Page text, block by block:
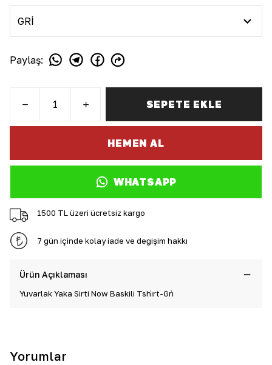
Paylaş:
SEPETE EKLE
HEMEN AL
WHATSAPP
1500 TL üzeri ücretsiz kargo
7 gün içinde kolay iade ve değişim hakkı
Ürün Açıklaması
Yuvarlak Yaka Sirti Now Baskili Tshi̇rt-Gri̇
Yorumlar